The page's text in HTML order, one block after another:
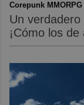
Corepunk MMORPG
Un
¡Cómo los